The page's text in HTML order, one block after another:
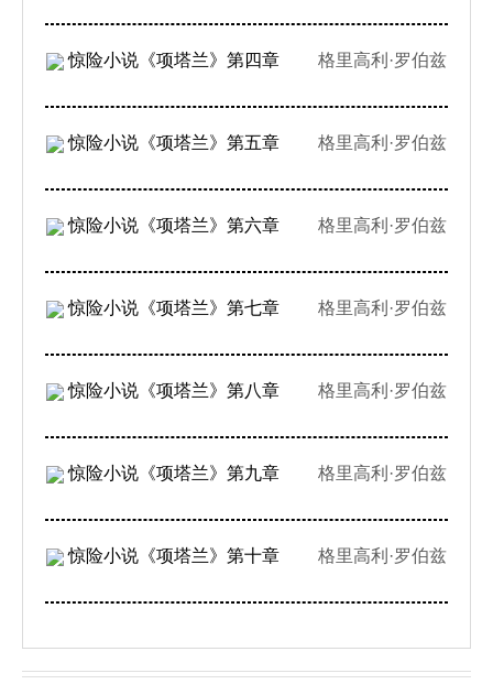
惊险小说《项塔兰》第四章 格里高利·罗伯兹
惊险小说《项塔兰》第五章 格里高利·罗伯兹
惊险小说《项塔兰》第六章 格里高利·罗伯兹
惊险小说《项塔兰》第七章 格里高利·罗伯兹
惊险小说《项塔兰》第八章 格里高利·罗伯兹
惊险小说《项塔兰》第九章 格里高利·罗伯兹
惊险小说《项塔兰》第十章 格里高利·罗伯兹